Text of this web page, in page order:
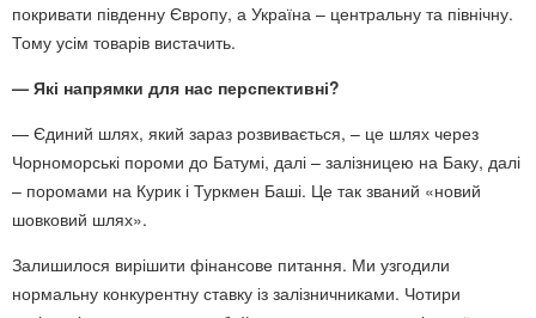
покривати південну Європу, а Україна – центральну та північну.
Тому усім товарів вистачить.
— Які напрямки для нас перспективні?
— Єдиний шлях, який зараз розвивається, – це шлях через
Чорноморські пороми до Батумі, далі – залізницею на Баку, далі
– поромами на Курик і Туркмен Баші. Це так званий «новий
шовковий шлях».
Залишилося вирішити фінансове питання. Ми узгодили
нормальну конкурентну ставку із залізничниками. Чотири